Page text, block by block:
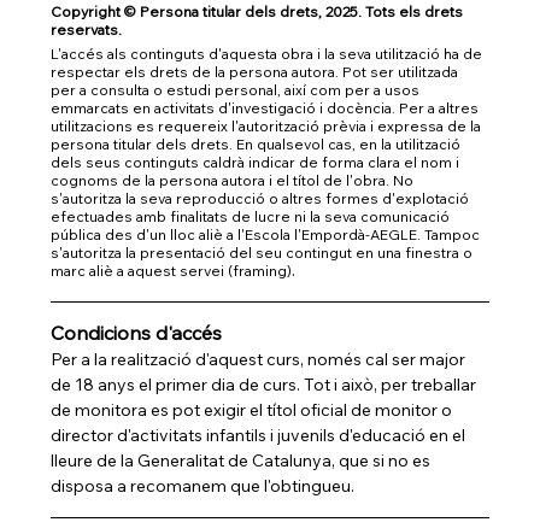
Copyright © Persona titular dels drets, 2025. Tots els drets
reservats.
L'accés als continguts d'aquesta obra i la seva utilització ha de
respectar els drets de la persona autora. Pot ser utilitzada
per a consulta o estudi personal, així com per a usos
emmarcats en activitats d'investigació i docència. Per a altres
utilitzacions es requereix l'autorització prèvia i expressa de la
persona titular dels drets. En qualsevol cas, en la utilització
dels seus continguts caldrà indicar de forma clara el nom i
cognoms de la persona autora i el títol de l'obra. No
s'autoritza la seva reproducció o altres formes d'explotació
efectuades amb finalitats de lucre ni la seva comunicació
pública des d'un lloc aliè a l'Escola l'Empordà-AEGLE. Tampoc
s'autoritza la presentació del seu contingut en una finestra o
marc aliè a aquest servei (framing).
Condicions d'accés
Per a la realització d'aquest curs, només cal ser major
de 18 anys el primer dia de curs. Tot i això, per treballar
de monitora es pot exigir el títol oficial de monitor o
director d'activitats infantils i juvenils d'educació en el
lleure de la Generalitat de Catalunya, que si no es
disposa a recomanem que l'obtingueu.